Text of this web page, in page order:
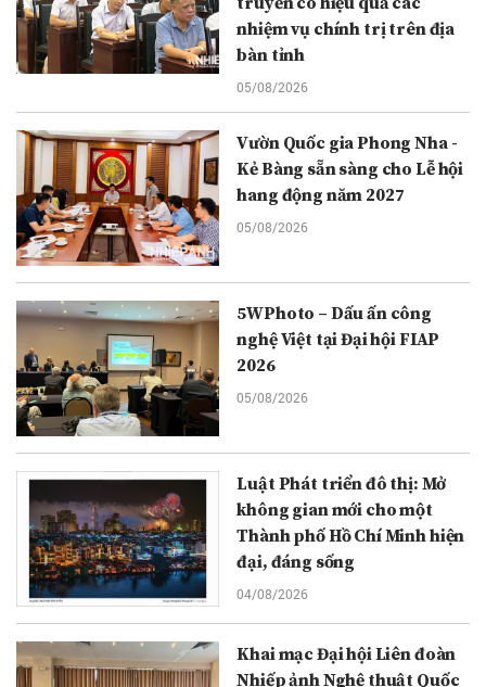
nhiệm vụ chính trị trên địa
bàn tỉnh
05/08/2026
Vườn Quốc gia Phong Nha -
Kẻ Bàng sẵn sàng cho Lễ hội
hang động năm 2027
05/08/2026
5WPhoto – Dấu ấn công
nghệ Việt tại Đại hội FIAP
2026
05/08/2026
Luật Phát triển đô thị: Mở
không gian mới cho một
Thành phố Hồ Chí Minh hiện
đại, đáng sống
04/08/2026
Khai mạc Đại hội Liên đoàn
Nhiếp ảnh Nghệ thuật Quốc